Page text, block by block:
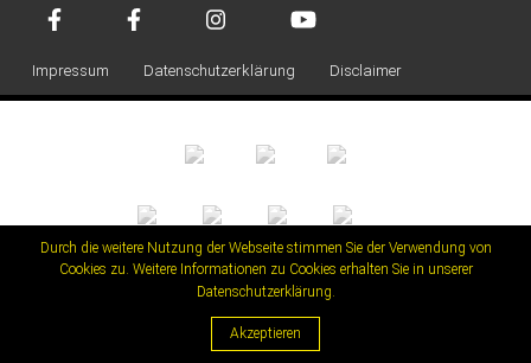
Impressum Datenschutzerklärung Disclaimer
Durch die weitere Nutzung der Webseite stimmen Sie der Verwendung von
Cookies zu. Weitere Informationen zu Cookies erhalten Sie in unserer
Datenschutzerklärung.
Akzeptieren